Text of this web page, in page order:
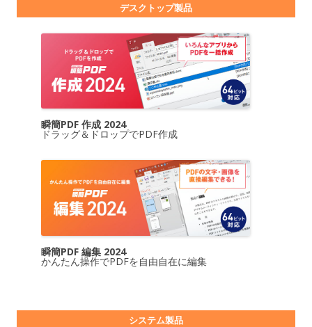
デスクトップ製品
瞬簡PDF 作成 2024
ドラッグ＆ドロップでPDF作成
瞬簡PDF 編集 2024
かんたん操作でPDFを自由自在に編集
システム製品